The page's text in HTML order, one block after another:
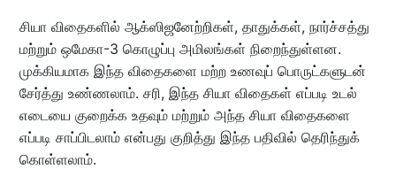
சியா விதைகளில் ஆக்ஸிஜனேற்றிகள், தாதுக்கள், நார்ச்சத்து
மற்றும் ஒமேகா-3 கொழுப்பு அமிலங்கள் நிறைந்துள்ளன.
முக்கியமாக இந்த விதைகளை மற்ற உணவுப் பொருட்களுடன்
சேர்த்து உண்ணலாம். சரி, இந்த சியா விதைகள் எப்படி உடல்
எடையை குறைக்க உதவும் மற்றும் அந்த சியா விதைகளை
எப்படி சாப்பிடலாம் என்பது குறித்து இந்த பதிவில் தெரிந்துக்
கொள்ளலாம்.